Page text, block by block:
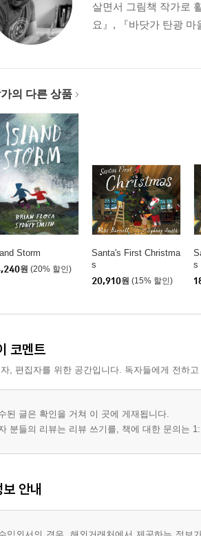
살면서 그림책 작가로
요』, 『바닷가 탄광
의 다른 상품
Storm
원 (20% 할인)
Santa's First Christma
s
20,910원 (15% 할인)
s
코멘트
, 편집자를 위한 공간입니다. 독자들에게 전하
된 글은 확인을 거쳐 이 곳에 게재됩니다.
분들의 리뷰는 리뷰 쓰기를, 책에 대한 문의는
안내